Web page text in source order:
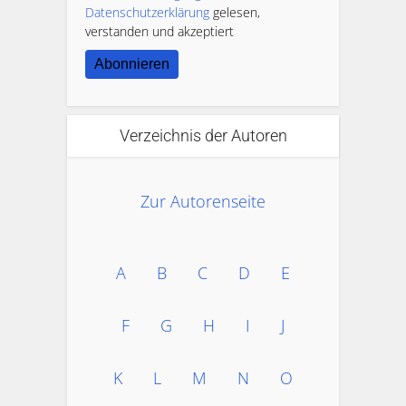
Datenschutzerklärung gelesen,
verstanden und akzeptiert
Abonnieren
Verzeichnis der Autoren
Zur Autorenseite
A B C D E
F G H I J
K L M N O